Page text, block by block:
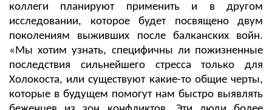
коллеги планируют применить и в другом
исследовании, которое будет посвящено двум
поколениям выживших после балканских войн.
«Мы хотим узнать, специфичны ли пожизненные
последствия сильнейшего стресса только для
Холокоста, или существуют какие-то общие черты,
которые в будущем помогут нам быстро выявлять